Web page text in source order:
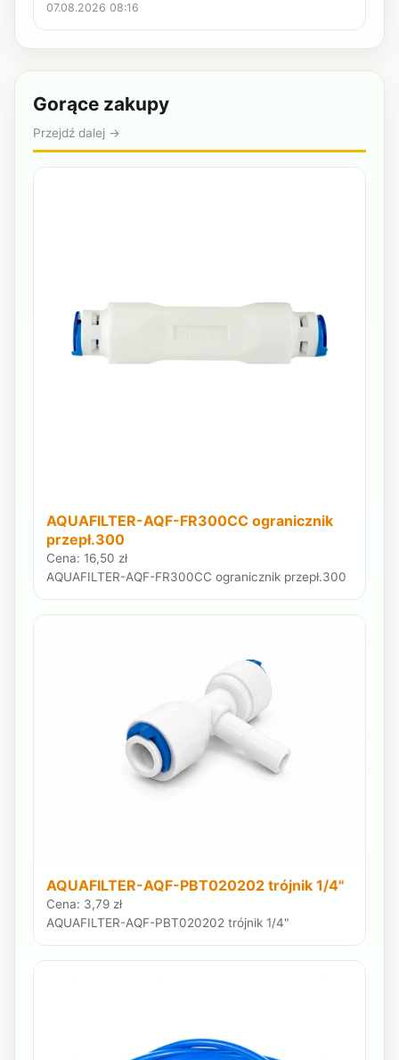
07.08.2026 08:16
Gorące zakupy
Przejdź dalej →
AQUAFILTER-AQF-FR300CC ogranicznik
przepł.300
Cena: 16,50 zł
AQUAFILTER-AQF-FR300CC ogranicznik przepł.300
AQUAFILTER-AQF-PBT020202 trójnik 1/4"
Cena: 3,79 zł
AQUAFILTER-AQF-PBT020202 trójnik 1/4"